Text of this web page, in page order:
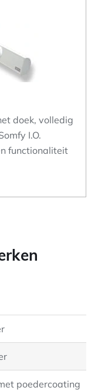
doek, volledig
I.O.
functionaliteit
poedercoating